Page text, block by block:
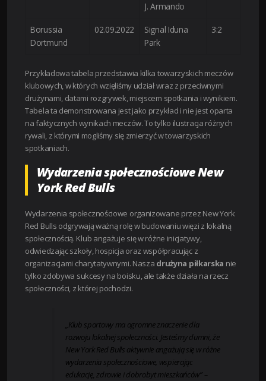
J. Armando
Borussia
Dortmund
02.09.2022
Signal Iduna
Park
3:2
Przykładowa tabela przedstawia kilka towarzyskich meczów
klubowych, w których wzięliśmy udział wraz z przeciwnymi
drużynami, datami rozgrywek, miejscem spotkania i wynikiem.
Tabela ta demonstrowana jest jako przykład i nie jest oparta
na faktycznych wynikach meczów. To tylko ilustracja różnych
rywali, z którymi mogliśmy się zmierzyć w towarzyskich
spotkaniach.
Wydarzenia społecznościowe New
York Red Bulls
Wydarzenia społecznościowe organizowane przez New York
Red Bulls odgrywają ważną rolę w budowaniu więzi z lokalną
społecznością. Klub angażuje się w różne inicjatywy,
odwiedzając szkoły, hospicja oraz współpracując z
organizacjami charytatywnymi. Nasza drużyna piłkarska nie
tylko zdobywa sukcesy na boisku, ale także działa na rzecz
społeczności, z której pochodzi.
„Klub sportowy ma ogromne znaczenie dla
rozwoju lokalnej społeczności. Jesteśmy dumni, że
New York Red Bulls aktywnie angażują się w różne
wydarzenia społecznościowe, wspierając
edukację, zdrowie i dobrobyt mieszkańców” –